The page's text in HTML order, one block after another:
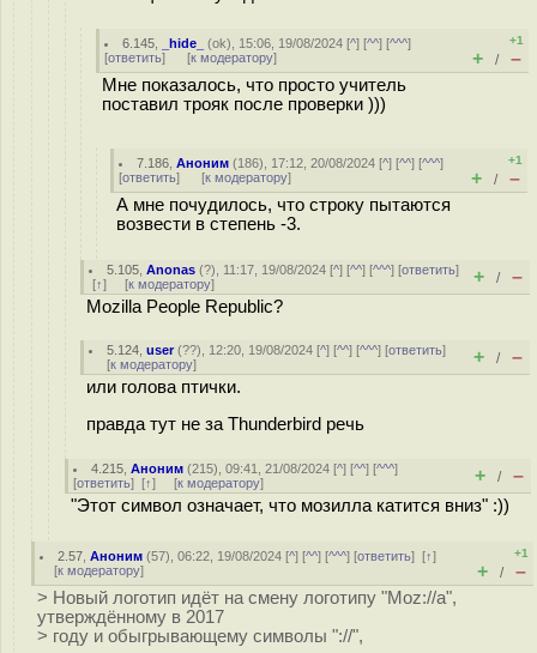
6.145 _hide_ (ok), 15:06, 19/08/2024 [^] [^^] [^^^]
[ответить] [к модератору]
+1
+ / –
Мне показалось, что просто учитель
поставил трояк после проверки )))
7.186 ,Аноним (186), 17:12, 20/08/2024 [^] [^^] [^^^]
[ответить] [к модератору]
+1
+ / –
А мне почудилось, что строку пытаются
возвести в степень -3.
5.105 ,Anonas (?), 11:17, 19/08/2024 [^] [^^] [^^^] [ответить]
[↑] [к модератору] + / –
Mozilla People Republic?
5.124 ,user(??), 12:20, 19/08/2024 [^] [^^] [^^^] [ответить]
[к модератору] + / –
или голова птички.
правда тут не за Thunderbird речь
4.215 ,Аноним (215), 09:41, 21/08/2024 [^] [^^] [^^^]
[ответить] [↑] [к модератору] + / –
"Этот символ означает, что мозилла катится вниз" :))
2.57 ,Аноним (57), 06:22, 19/08/2024 [^] [^^] [^^^] [ответить][↑]
[к модератору]
+1
+ / –
> Новый логотип идёт на смену логотипу "Moz://a",
утверждённому в 2017
> году и обыгрывающему символы "://",